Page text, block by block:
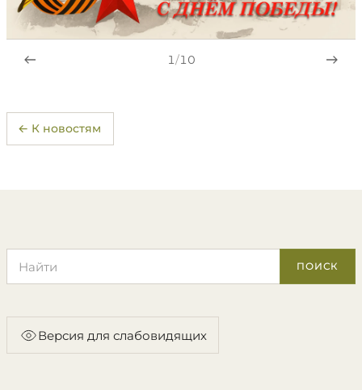
1/10
← К новостям
ПОИСК
Версия для слабовидящих